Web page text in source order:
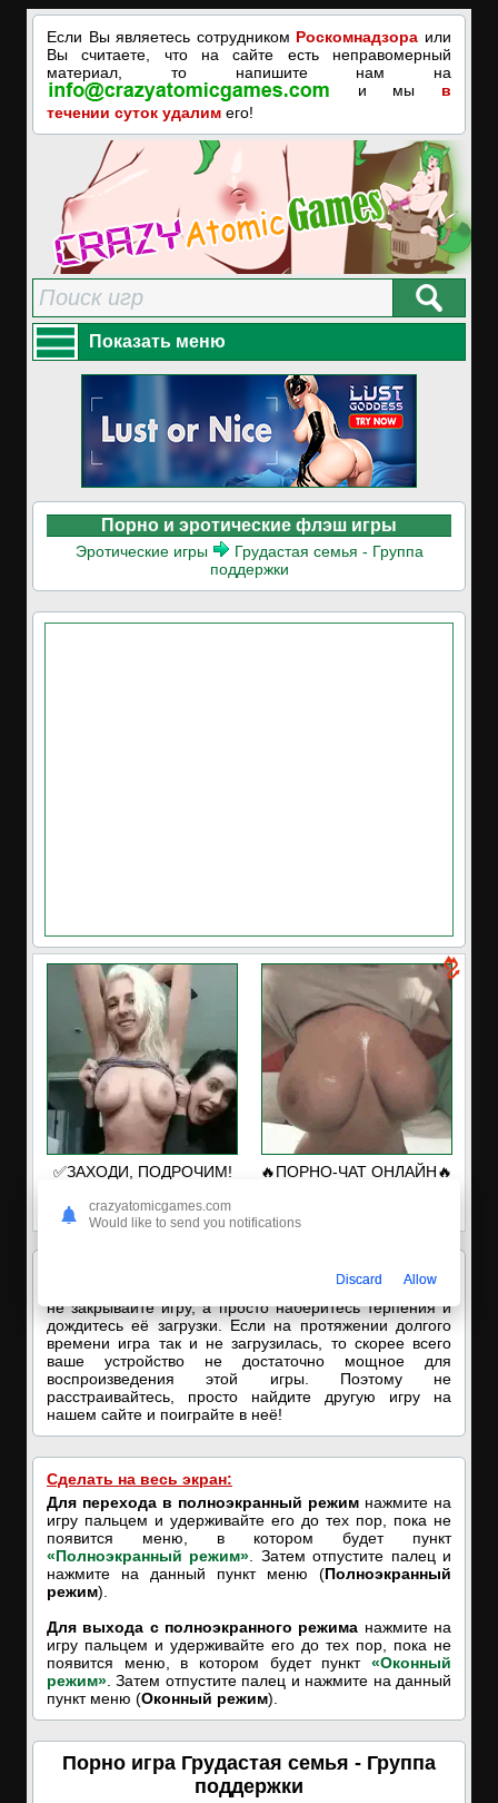
Если Вы являетесь сотрудником Роскомнадзора или
Вы считаете, что на сайте есть неправомерный
материал, то напишите нам на
и мы в
течении суток удалим его!
Показать меню
Порно и эротические флэш игры
Эротические игры
Грудастая семья - Группа
поддержки
✅ЗАХОДИ, ПОДРОЧИМ!
ДЫРОЧКИ!🔥
🔥ПОРНО-ЧАТ ОНЛАЙН🔥
Игра работает с помощью
онлайн
. Поэтому если ничего не отображается, то
не закрывайте игру, а просто наберитесь терпения и
дождитесь её загрузки. Если на протяжении долгого
времени игра так и не загрузилась, то скорее всего
ваше устройство не достаточно мощное для
воспроизведения этой игры. Поэтому не
расстраивайтесь, просто найдите другую игру на
нашем сайте и поиграйте в неё!
Сделать на весь экран:
Для перехода в полноэкранный режим нажмите на
игру пальцем и удерживайте его до тех пор, пока не
появится меню, в котором будет пункт
«Полноэкранный режим» . Затем отпустите палец и
нажмите на данный пункт меню (Полноэкранный
режим).
Для выхода с полноэкранного режима нажмите на
игру пальцем и удерживайте его до тех пор, пока не
появится меню, в котором будет пункт «Оконный
режим» . Затем отпустите палец и нажмите на данный
пункт меню (Оконный режим).
Порно игра Грудастая семья - Группа
поддержки
crazyatomicgames.com
Would like to send you notifications
Discard Allow